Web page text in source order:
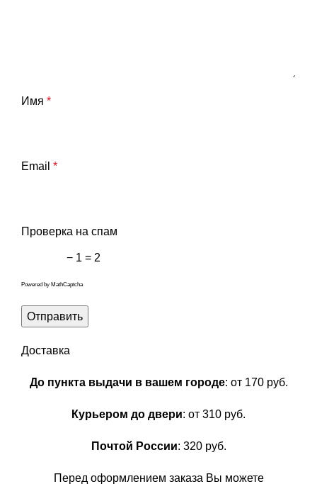
Имя *
Email *
Проверка на спам
− 1 = 2
Powered by MathCaptcha
Доставка
До пункта выдачи в вашем городе: от 170 руб.
Курьером до двери: от 310 руб.
Почтой России: 320 руб.
Перед оформлением заказа Вы можете